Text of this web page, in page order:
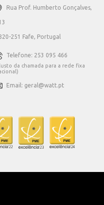
Rua Prof. Humberto Gonçalves,
251 Fafe, Portugal
Telefone: 253 095 466
da chamada para a rede fixa
Email: geral@watt.pt